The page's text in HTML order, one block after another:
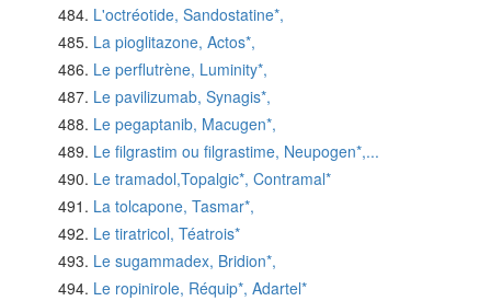
L'octréotide, Sandostatine*,
La pioglitazone, Actos*,
Le perflutrène, Luminity*,
Le pavilizumab, Synagis*,
Le pegaptanib, Macugen*,
Le filgrastim ou filgrastime, Neupogen*,...
Le tramadol,Topalgic*, Contramal*
La tolcapone, Tasmar*,
Le tiratricol, Téatrois*
Le sugammadex, Bridion*,
Le ropinirole, Réquip*, Adartel*